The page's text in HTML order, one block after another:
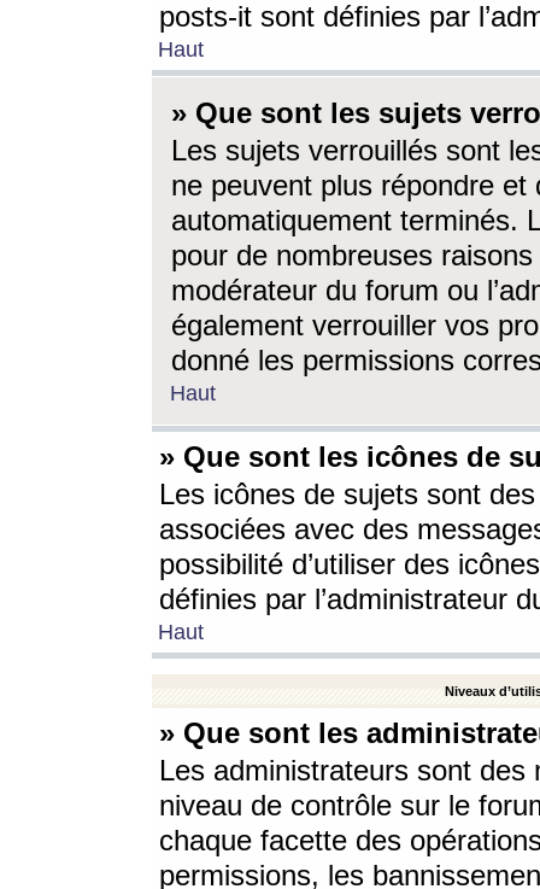
posts-it sont définies par
Haut
» Que sont les sujets
Les sujets verrouillés sont
ne peuvent plus répondre
automatiquement terminés.
pour de nombreuses
modérateur du forum ou
également verrouiller vos
donné les permissions
Haut
» Que sont les icônes de
Les icônes de sujets sont
associées avec des
possibilité d’utiliser des
définies par l’administrateur
Haut
Niveaux
» Que sont les
Les administrateurs sont
niveau de contrôle sur le
chaque facette des
permissions, les